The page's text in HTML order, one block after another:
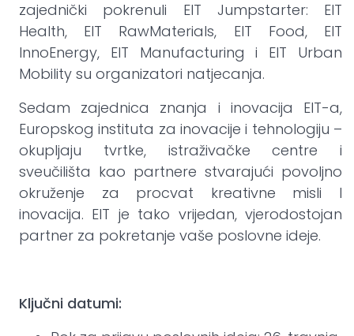
zajednički pokrenuli EIT Jumpstarter: EIT
Health, EIT RawMaterials, EIT Food, EIT
InnoEnergy, EIT Manufacturing i EIT Urban
Mobility su organizatori natjecanja.
Sedam zajednica znanja i inovacija EIT-a,
Europskog instituta za inovacije i tehnologiju –
okupljaju tvrtke, istraživačke centre i
sveučilišta kao partnere stvarajući povoljno
okruženje za procvat kreativne misli I
inovacija. EIT je tako vrijedan, vjerodostojan
partner za pokretanje vaše poslovne ideje.
Ključni datumi: